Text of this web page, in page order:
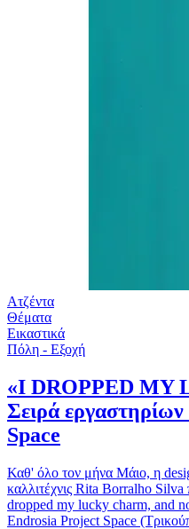
Ατζέντα
Θέματα
Εικαστικά
Πόλη - Εξοχή
«I DROPPED MY
Σειρά
Space
Καθ' όλο τον μήνα Μάιο, η
καλλιτέχνις Rita Borralho Silva
dropped my lucky charm, and
Endrosia Project Space